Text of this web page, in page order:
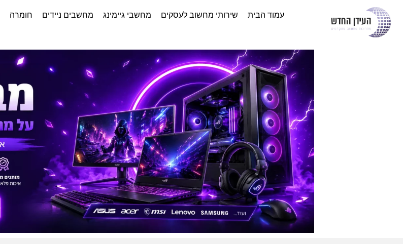
עמוד הבית שירותי מחשוב לעסקים מחשבי גיימינג מחשבים ניידים חומרה